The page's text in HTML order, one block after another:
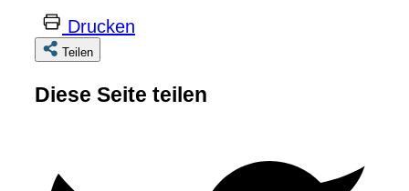
Drucken
Teilen
Diese Seite teilen